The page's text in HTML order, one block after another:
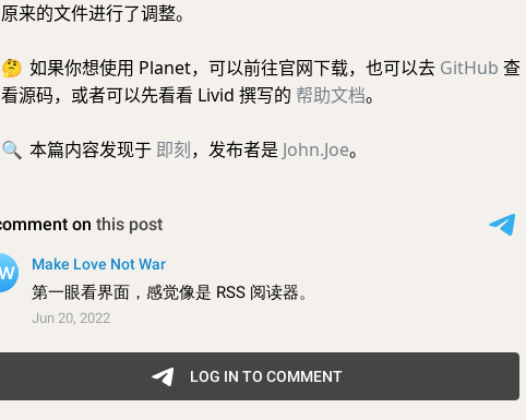
原来的文件进行了调整。
🤔 如果你想使用 Planet，可以前往官网下载，也可以去 GitHub 查
看源码，或者可以先看看 Livid 撰写的 帮助文档。
🔍 本篇内容发现于 即刻，发布者是 John.Joe。